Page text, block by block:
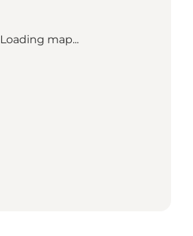
Loading map...